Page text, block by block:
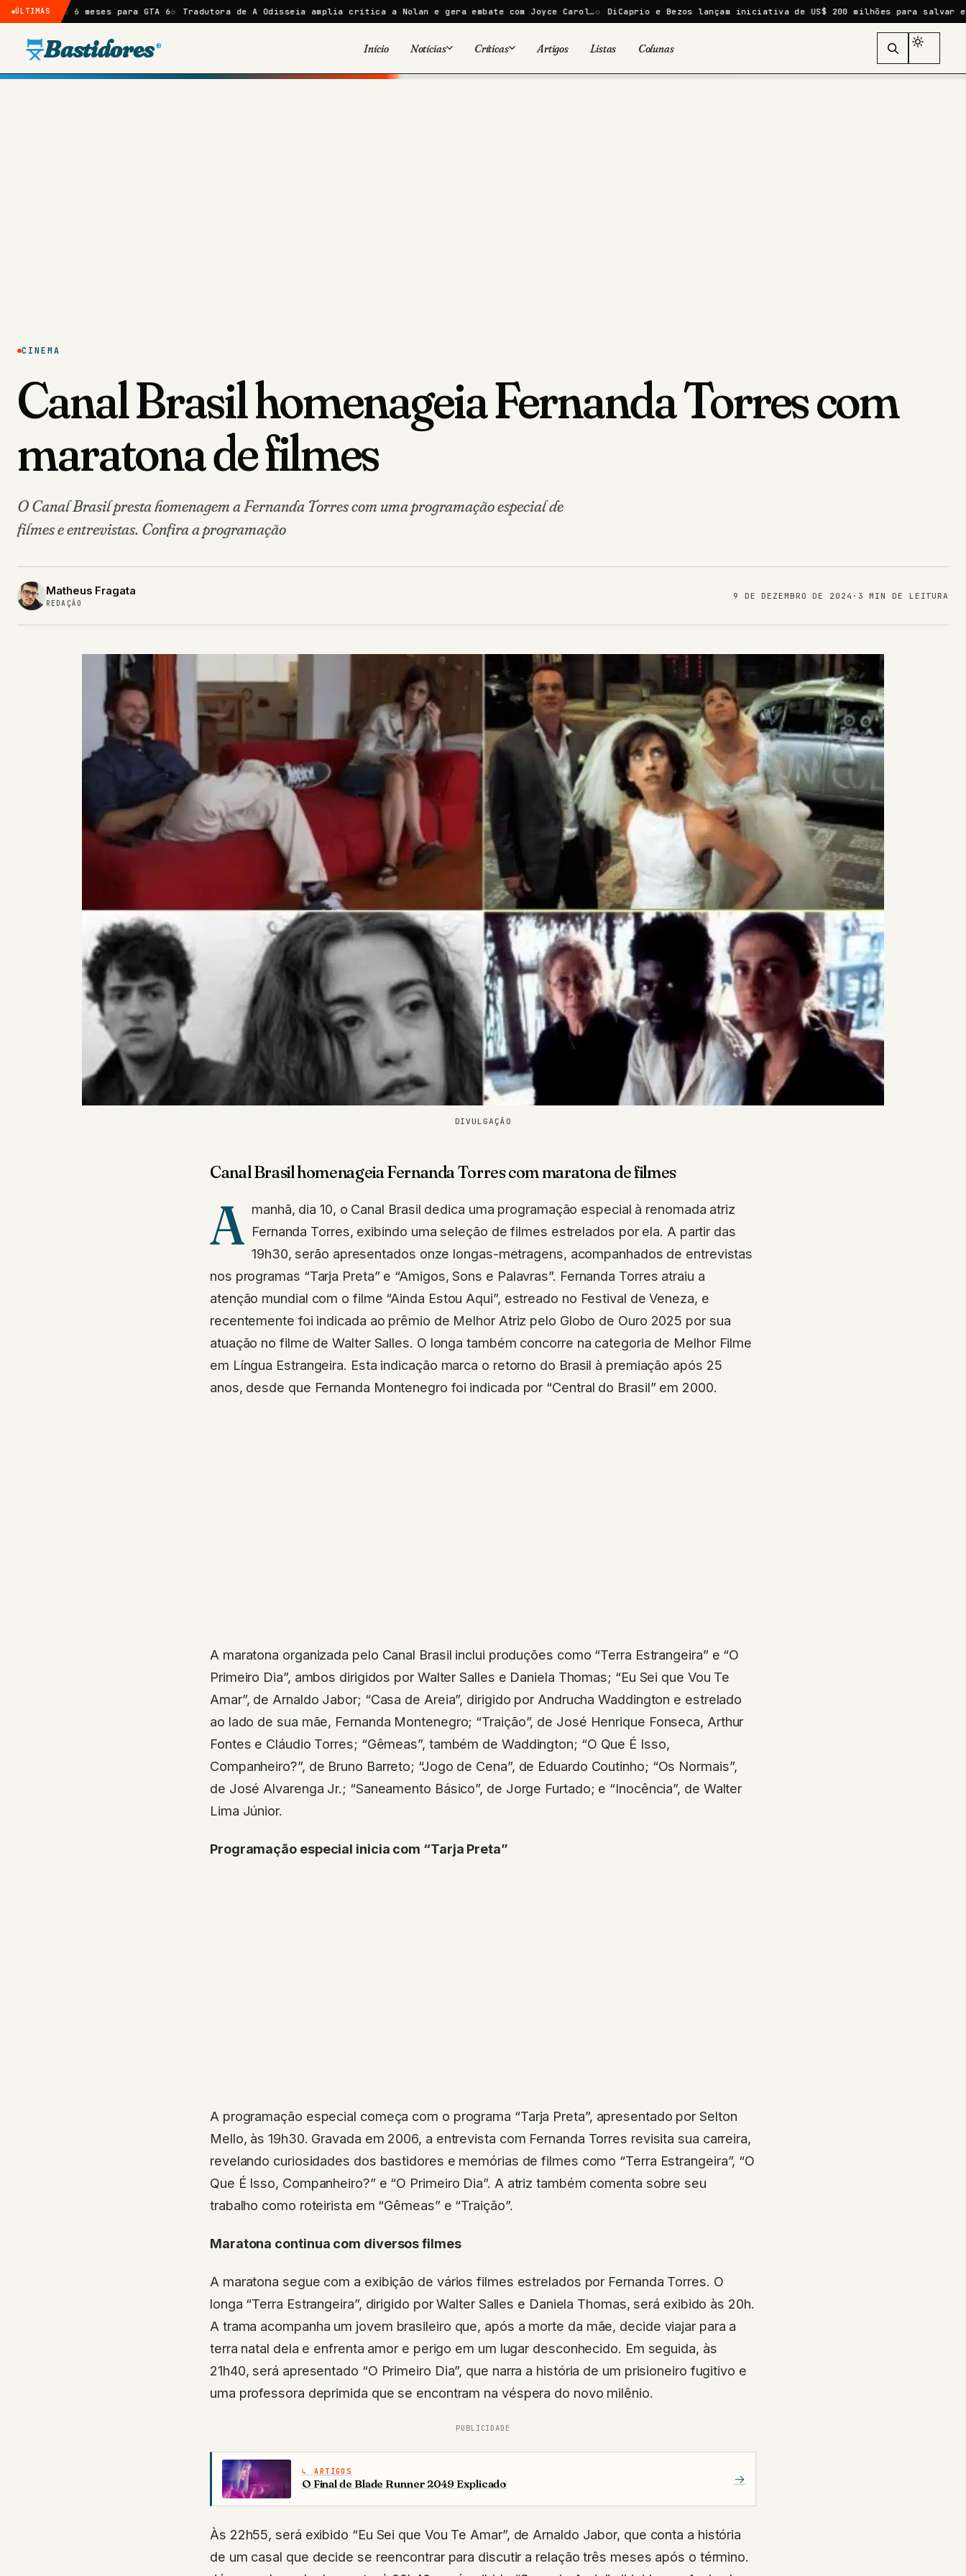
ÚLTIMAS
meses para GTA 6 Tradutora de A Odisseia amplia crítica a Nolan e gera embate com Joyce Carol… DiCaprio e Bezos lançam iniciativa de US$ 200 milhões para salvar espécies
Bastidores ® Início Notícias
Viral
Críticas Artigos Listas Colunas
CINEMA
Canal Brasil homenageia Fernanda Torres com
maratona de filmes
O Canal Brasil presta homenagem a Fernanda Torres com uma programação especial de
filmes e entrevistas. Confira a programação
Matheus Fragata
REDAÇÃO
9 DE DEZEMBRO DE 2024 · 3 MIN DE LEITURA
DIVULGAÇÃO
Canal Brasil homenageia Fernanda Torres com maratona de filmes
A manhã, dia 10, o Canal Brasil dedica uma programação especial à renomada atriz
Fernanda Torres, exibindo uma seleção de filmes estrelados por ela. A partir das
19h30, serão apresentados onze longas-metragens, acompanhados de entrevistas
nos programas “Tarja Preta” e “Amigos, Sons e Palavras”. Fernanda Torres atraiu a
atenção mundial com o filme “Ainda Estou Aqui”, estreado no Festival de Veneza, e
recentemente foi indicada ao prêmio de Melhor Atriz pelo Globo de Ouro 2025 por sua
atuação no filme de Walter Salles. O longa também concorre na categoria de Melhor Filme
em Língua Estrangeira. Esta indicação marca o retorno do Brasil à premiação após 25
anos, desde que Fernanda Montenegro foi indicada por “Central do Brasil” em 2000.
A maratona organizada pelo Canal Brasil inclui produções como “Terra Estrangeira” e “O
Primeiro Dia”, ambos dirigidos por Walter Salles e Daniela Thomas; “Eu Sei que Vou Te
Amar”, de Arnaldo Jabor; “Casa de Areia”, dirigido por Andrucha Waddington e estrelado
ao lado de sua mãe, Fernanda Montenegro; “Traição”, de José Henrique Fonseca, Arthur
Fontes e Cláudio Torres; “Gêmeas”, também de Waddington; “O Que É Isso,
Companheiro?”, de Bruno Barreto; “Jogo de Cena”, de Eduardo Coutinho; “Os Normais”,
de José Alvarenga Jr.; “Saneamento Básico”, de Jorge Furtado; e “Inocência”, de Walter
Lima Júnior.
Programação especial inicia com “Tarja Preta”
A programação especial começa com o programa “Tarja Preta”, apresentado por Selton
Mello, às 19h30. Gravada em 2006, a entrevista com Fernanda Torres revisita sua carreira,
revelando curiosidades dos bastidores e memórias de filmes como “Terra Estrangeira”, “O
Que É Isso, Companheiro?” e “O Primeiro Dia”. A atriz também comenta sobre seu
trabalho como roteirista em “Gêmeas” e “Traição”.
Maratona continua com diversos filmes
A maratona segue com a exibição de vários filmes estrelados por Fernanda Torres. O
longa “Terra Estrangeira”, dirigido por Walter Salles e Daniela Thomas, será exibido às 20h.
A trama acompanha um jovem brasileiro que, após a morte da mãe, decide viajar para a
terra natal dela e enfrenta amor e perigo em um lugar desconhecido. Em seguida, às
21h40, será apresentado “O Primeiro Dia”, que narra a história de um prisioneiro fugitivo e
uma professora deprimida que se encontram na véspera do novo milênio.
PUBLICIDADE
ARTIGOS
O Final de Blade Runner 2049 Explicado →
Às 22h55, será exibido “Eu Sei que Vou Te Amar”, de Arnaldo Jabor, que conta a história
de um casal que decide se reencontrar para discutir a relação três meses após o término.